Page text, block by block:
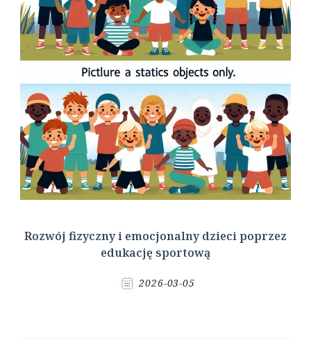
Rozwój fizyczny i emocjonalny dzieci poprzez
edukację sportową
2026-03-05